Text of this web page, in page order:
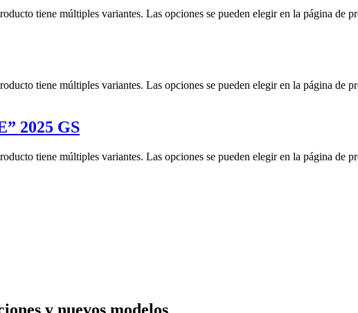
tiene múltiples variantes. Las opciones se pueden elegir en la página de
tiene múltiples variantes. Las opciones se pueden elegir en la página de
2025 GS
tiene múltiples variantes. Las opciones se pueden elegir en la página de